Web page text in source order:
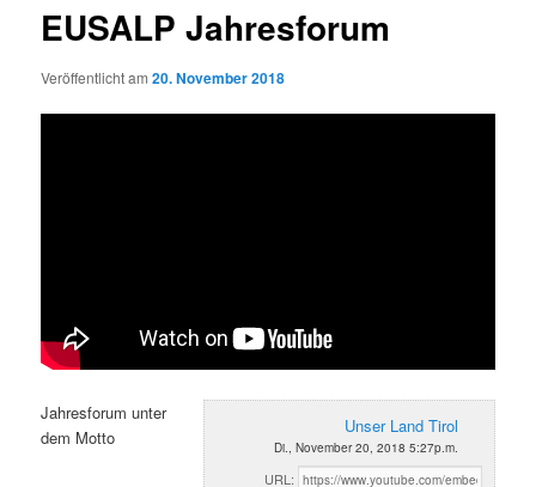
EUSALP Jahresforum
Veröffentlicht am20. November 2018
Unser Land Tirol
Di., November 20, 2018 5:27p.m.
URL:
Jahresforum unter
dem Motto